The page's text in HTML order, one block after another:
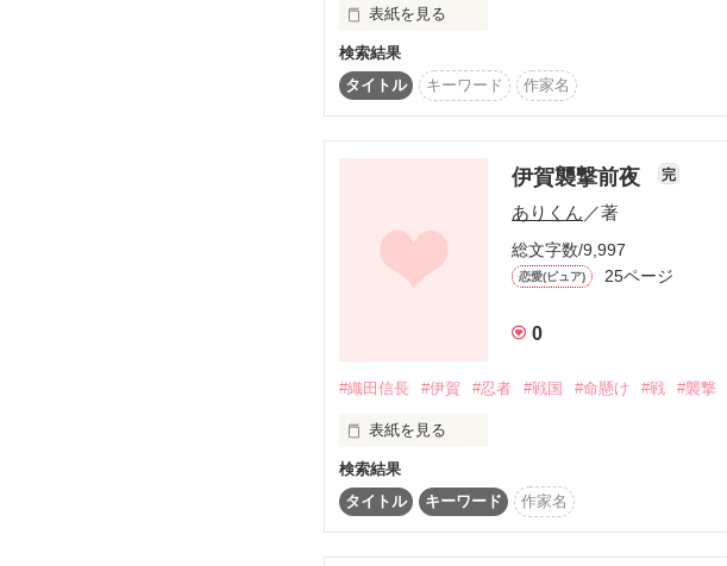
久しぶりに会った兄弟を
襲ってしまいました
偶にしか会えないそんな
「────姫を拐いに参った」
※史実を元にしたフィクションです※
Special thanks!
表紙を見る
彼は確かに天才
なんでしょうね。
スポーツも出来るようだし。
完璧──？
バカなんじゃないかしら……
バカと天才が織りなす
学園コメディ
検索結果
タイトル
キーワード 作家名
伊賀襲撃前夜 完
ありくん ／著
総文字数/9,997
恋愛(ピュア) 25ページ
0
#織田信長 #伊賀 #忍者 #戦国 #命懸け #戦 #襲撃
表紙を見る
明日にでも、
検索結果
タイトル
キーワード 作家名